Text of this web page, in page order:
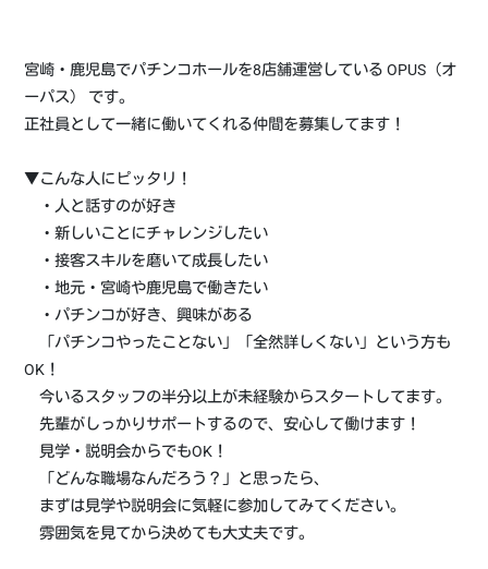
宮崎・鹿児島でパチンコホールを8店舗運営している OPUS（オ
ーパス） です。
正社員として一緒に働いてくれる仲間を募集してます！
▼こんな人にピッタリ！
・人と話すのが好き
・新しいことにチャレンジしたい
・接客スキルを磨いて成長したい
・地元・宮崎や鹿児島で働きたい
・パチンコが好き、興味がある
「パチンコやったことない」「全然詳しくない」という方も
OK！
今いるスタッフの半分以上が未経験からスタートしてます。
先輩がしっかりサポートするので、安心して働けます！
見学・説明会からでもOK！
「どんな職場なんだろう？」と思ったら、
まずは見学や説明会に気軽に参加してみてください。
雰囲気を見てから決めても大丈夫です。